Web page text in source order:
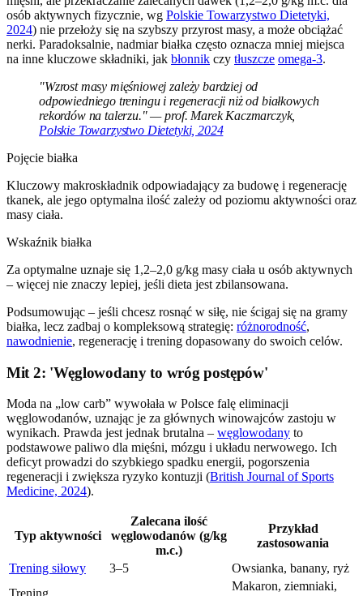
osób aktywnych fizycznie, wg Polskie Towarzystwo Dietetyki,
2024) nie przełoży się na szybszy przyrost masy, a może obciążać
nerki. Paradoksalnie, nadmiar białka często oznacza mniej miejsca
na inne kluczowe składniki, jak błonnik czy tłuszcze omega-3.
"Wzrost masy mięśniowej zależy bardziej od
odpowiedniego treningu i regeneracji niż od białkowych
rekordów na talerzu." — prof. Marek Kaczmarczyk,
Polskie Towarzystwo Dietetyki, 2024
Pojęcie białka
Kluczowy makroskładnik odpowiadający za budowę i regenerację
tkanek, ale jego optymalna ilość zależy od poziomu aktywności oraz
masy ciała.
Wskaźnik białka
Za optymalne uznaje się 1,2–2,0 g/kg masy ciała u osób aktywnych
– więcej nie znaczy lepiej, jeśli dieta jest zbilansowana.
Podsumowując – jeśli chcesz rosnąć w siłę, nie ścigaj się na gramy
białka, lecz zadbaj o kompleksową strategię: różnorodność,
nawodnienie, regenerację i trening dopasowany do swoich celów.
Mit 2: 'Węglowodany to wróg postępów'
Moda na „low carb” wywołała w Polsce falę eliminacji
węglowodanów, uznając je za głównych winowajców zastoju w
wynikach. Prawda jest jednak brutalna – węglowodany to
podstawowe paliwo dla mięśni, mózgu i układu nerwowego. Ich
deficyt prowadzi do szybkiego spadku energii, pogorszenia
regeneracji i zwiększa ryzyko kontuzji (British Journal of Sports
Medicine, 2024).
Typ aktywności
Zalecana ilość
węglowodanów (g/kg
m.c.)
Przykład
zastosowania
Trening siłowy
3–5
Owsianka, banany, ryż
Makaron, ziemniaki,